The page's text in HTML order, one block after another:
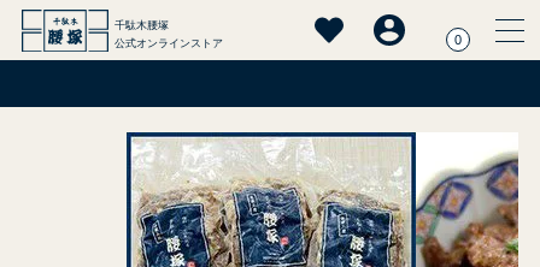
千駄木腰塚
公式オンラインストア
0